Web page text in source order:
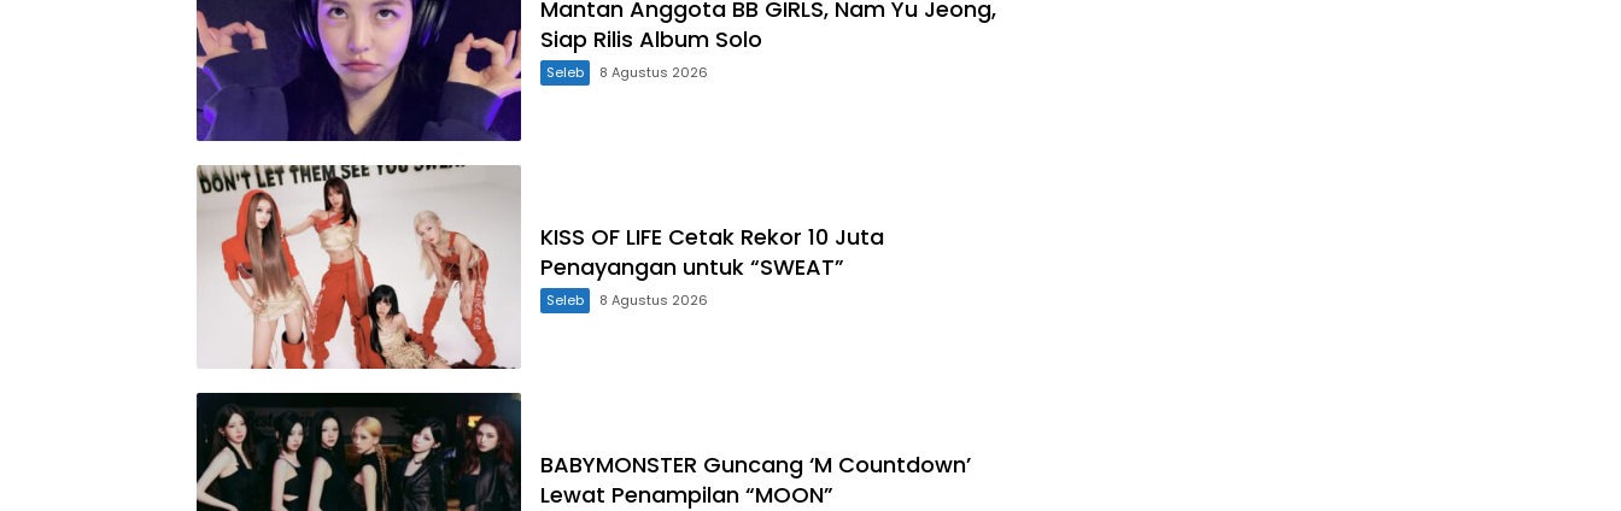
Mantan Anggota BB GIRLS, Nam Yu Jeong,
Siap Rilis Album Solo
Seleb 8 Agustus 2026
KISS OF LIFE Cetak Rekor 10 Juta
Penayangan untuk “SWEAT”
Seleb 8 Agustus 2026
BABYMONSTER Guncang ‘M Countdown’
Lewat Penampilan “MOON”